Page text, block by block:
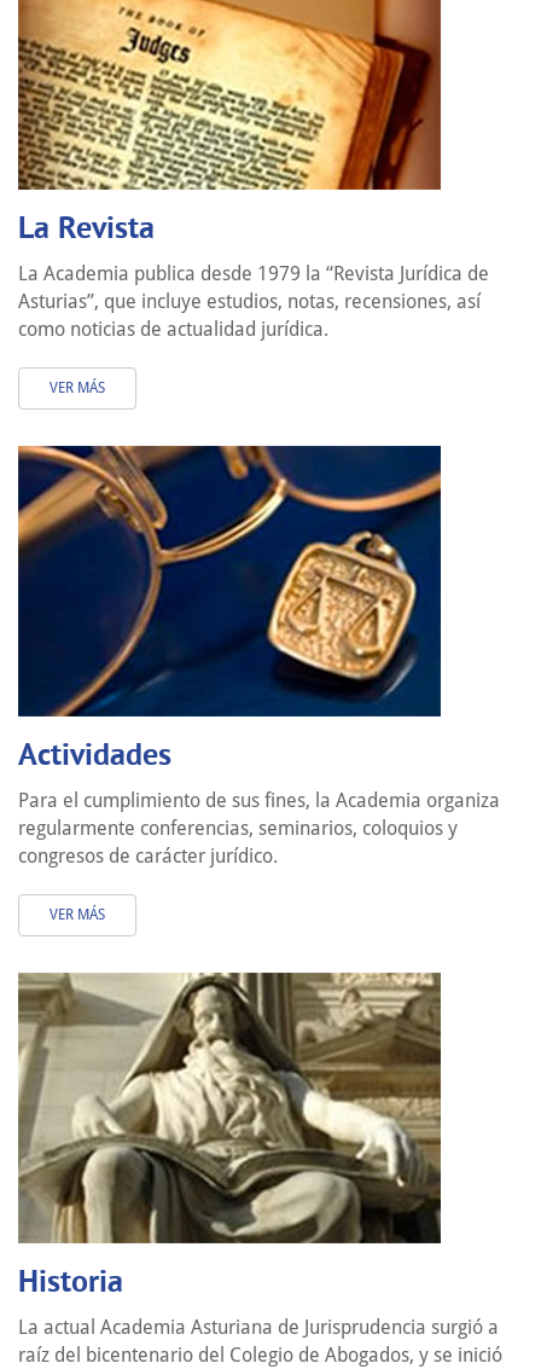
La Revista
La Academia publica desde 1979 la “Revista Jurídica de
Asturias”, que incluye estudios, notas, recensiones, así
como noticias de actualidad jurídica.
VER MÁS
Actividades
Para el cumplimiento de sus fines, la Academia organiza
regularmente conferencias, seminarios, coloquios y
congresos de carácter jurídico.
VER MÁS
Historia
La actual Academia Asturiana de Jurisprudencia surgió a
raíz del bicentenario del Colegio de Abogados, y se inició